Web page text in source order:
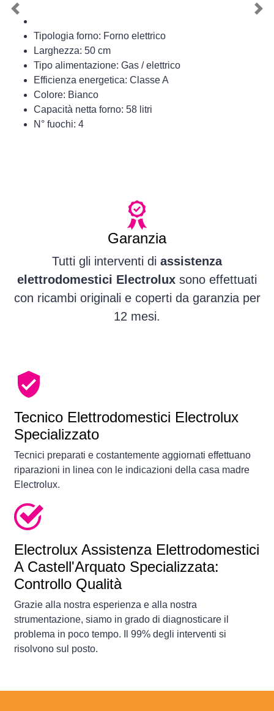
Tipologia forno: Forno elettrico
Larghezza: 50 cm
Tipo alimentazione: Gas / elettrico
Efficienza energetica: Classe A
Colore: Bianco
Capacità netta forno: 58 litri
N° fuochi: 4
Previous
Garanzia
Tutti gli interventi di assistenza
elettrodomestici Electrolux sono effettuati
con ricambi originali e coperti da garanzia per
12 mesi.
Tecnico Elettrodomestici Electrolux
Specializzato
Tecnici preparati e costantemente aggiornati effettuano
riparazioni in linea con le indicazioni della casa madre
Electrolux.
Electrolux Assistenza Elettrodomestici
A Castell'Arquato Specializzata:
Controllo Qualità
Grazie alla nostra esperienza e alla nostra
strumentazione, siamo in grado di diagnosticare il
problema in poco tempo. Il 99% degli interventi si
risolvono sul posto.